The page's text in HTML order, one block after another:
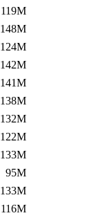
119M
148M
124M
142M
141M
138M
132M
122M
133M
95M
133M
116M